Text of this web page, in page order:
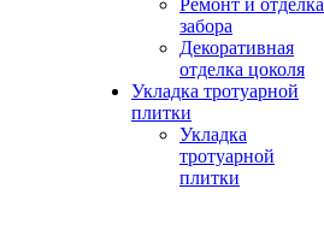
Ремонт и отделка
забора
Декоративная
отделка цоколя
Укладка тротуарной
плитки
Укладка
тротуарной
плитки